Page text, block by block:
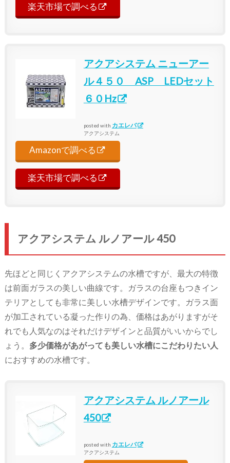
楽天市場で調べる
アクアシステム ニューアー
ル４５０ ASP LEDセット
６０Hz
posted with カエレバ
アクアシステム
Amazonで調べる
楽天市場で調べる
アクアシステム ルノアール 450
先ほどと同じくアクアシステムの水槽ですが、最大の特徴
は前面ガラスの美しい曲線です。ガラスの台座もつきイン
テリアとしても非常に美しい水槽デザインです。ガラス面
が加工されている凝った作りの為、価格はあがりますがそ
れでも人気なのはそれだけデザインと品質がいいからでし
ょう。 多少価格があがっても美しい水槽にこだわりたい人
におすすめの水槽です。
アクアシステム ルノアール
450
posted with カエレバ
アクアシステム